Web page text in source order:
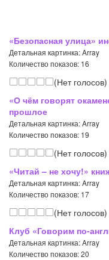
«Безопасная улица»
Детальная картинка: Array
Количество показов: 16
(Нет голосов)
«О чём говорят
прошлое
Детальная картинка: Array
Количество показов: 19
(Нет голосов)
«Читай – не хочу!»
Детальная картинка: Array
Количество показов: 17
(Нет голосов)
Клуб «Говорим по-
Детальная картинка: Array
Количество показов: 20